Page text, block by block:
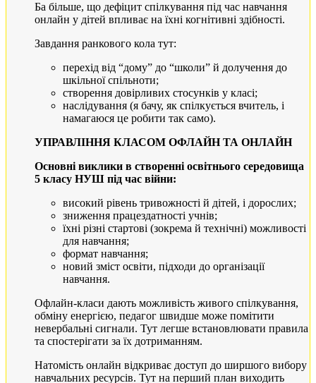
Ба більше, що дефіцит спілкування під час навчання
онлайн у дітей впливає на їхні когнітивні здібності.
Завдання ранкового кола тут:
перехід від “дому” до “школи” й долучення до
шкільної спільноти;
створення довірливих стосунків у класі;
наслідування (я бачу, як спілкується вчитель, і
намагаюся це робити так само).
УПРАВЛІННЯ КЛАСОМ ОФЛАЙН ТА ОНЛАЙН
Основні виклики в створенні освітнього середовища
5 класу НУШ під час війни:
високий рівень тривожності й дітей, і дорослих;
зниження працездатності учнів;
їхні різні стартові (зокрема й технічні) можливості
для навчання;
формат навчання;
новий зміст освіти, підходи до організації
навчання.
Офлайн-класи дають можливість живого спілкування,
обміну енергією, педагог швидше може помітити
невербальні сигнали. Тут легше встановлювати правила
та спостерігати за їх дотриманням.
Натомість онлайн відкриває доступ до ширшого вибору
навчальних ресурсів. Тут на перший план виходить